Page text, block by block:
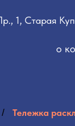
1, Старая
о
/ Тележка